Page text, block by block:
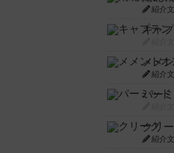
紹介
紹介
パー
クリ
紹介